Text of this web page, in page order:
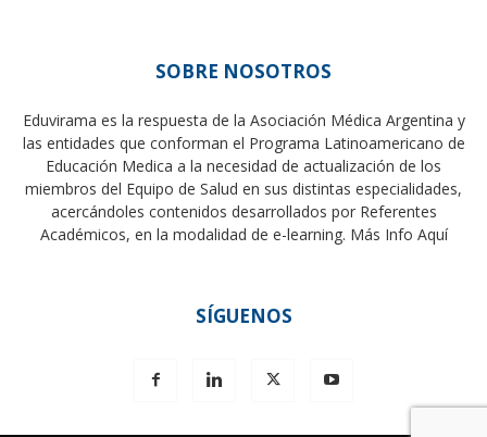
SOBRE NOSOTROS
Eduvirama es la respuesta de la Asociación Médica Argentina y
las entidades que conforman el Programa Latinoamericano de
Educación Medica a la necesidad de actualización de los
miembros del Equipo de Salud en sus distintas especialidades,
acercándoles contenidos desarrollados por Referentes
Académicos, en la modalidad de e-learning. Más Info Aquí
SÍGUENOS